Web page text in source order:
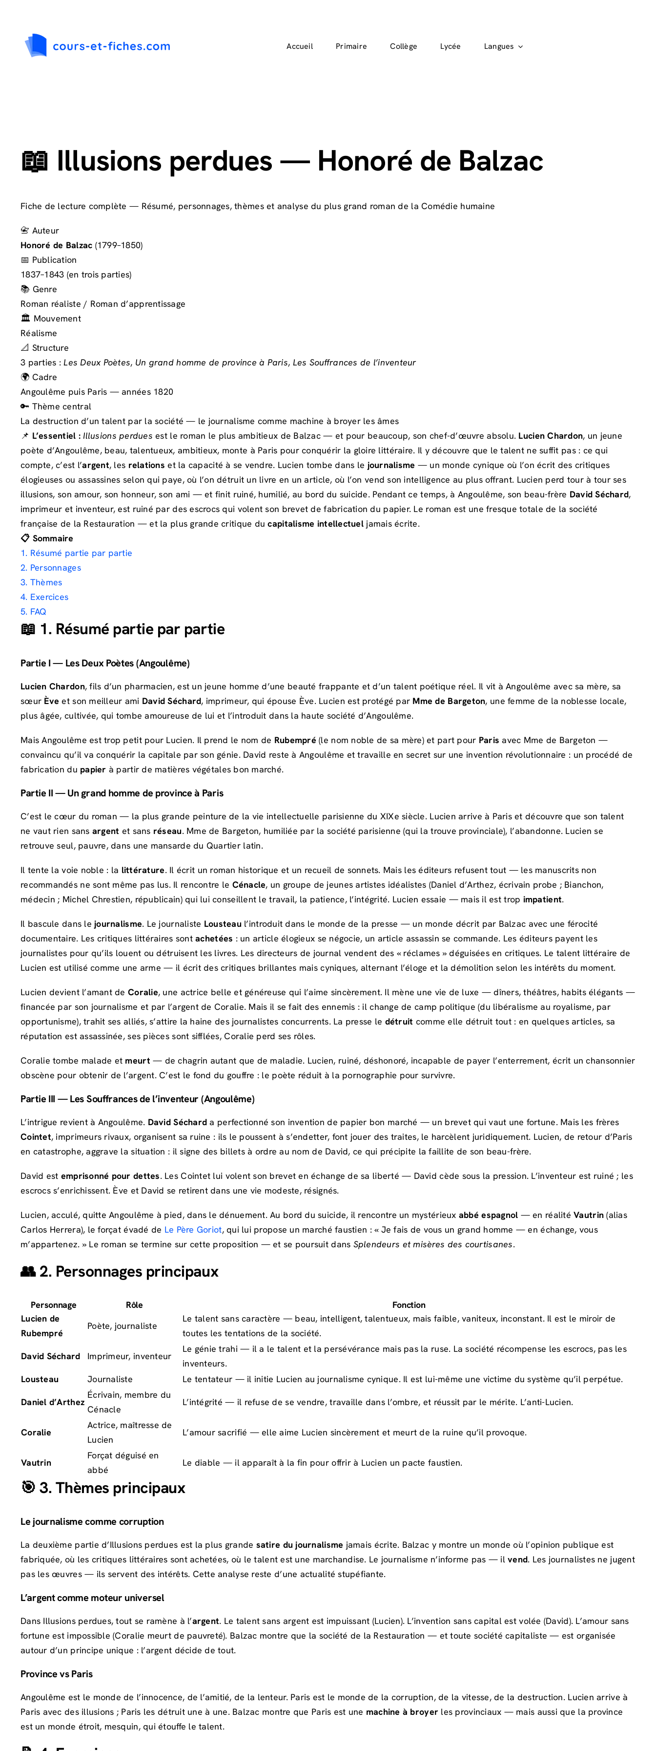
contenu
Accueil Primaire Collège Lycée Langues
📖 Illusions perdues — Honoré de Balzac
Fiche de lecture complète — Résumé, personnages, thèmes et analyse du plus grand roman de la Comédie humaine
📇 Auteur
Honoré de Balzac (1799–1850)
📅 Publication
1837–1843 (en trois parties)
📚 Genre
Roman réaliste / Roman d’apprentissage
🏛️ Mouvement
Réalisme
📐 Structure
3 parties :Les Deux Poètes, Un grand homme de province à Paris, Les Souffrances de l’inventeur
🌍 Cadre
Angoulême puis Paris — années 1820
🔑 Thème central
La destruction d’un talent par la société — le journalisme comme machine à broyer les âmes
📌 L’essentiel : Illusions perdues est le roman le plus ambitieux de Balzac — et pour beaucoup, son chef-d’œuvre absolu. Lucien Chardon, un jeune
poète d’Angoulême, beau, talentueux, ambitieux, monte à Paris pour conquérir la gloire littéraire. Il y découvre que le talent ne suffit pas : ce qui
compte, c’est l’argent, les relations et la capacité à se vendre. Lucien tombe dans le journalisme — un monde cynique où l’on écrit des critiques
élogieuses ou assassines selon qui paye, où l’on détruit un livre en un article, où l’on vend son intelligence au plus offrant. Lucien perd tour à tour ses
illusions, son amour, son honneur, son ami — et finit ruiné, humilié, au bord du suicide. Pendant ce temps, à Angoulême, son beau-frère David Séchard,
imprimeur et inventeur, est ruiné par des escrocs qui volent son brevet de fabrication du papier. Le roman est une fresque totale de la société
française de la Restauration — et la plus grande critique ducapitalisme intellectueljamais écrite.
📋 Sommaire
1. Résumé partie par partie
2. Personnages
3. Thèmes
4. Exercices
5. FAQ
📖 1. Résumé partie par partie
Partie I — Les Deux Poètes (Angoulême)
Lucien Chardon, fils d’un pharmacien, est un jeune homme d’une beauté frappante et d’un talent poétique réel. Il vit à Angoulême avec sa mère, sa
sœur Ève et son meilleur ami David Séchard, imprimeur, qui épouse Ève. Lucien est protégé par Mme de Bargeton, une femme de la noblesse locale,
plus âgée, cultivée, qui tombe amoureuse de lui et l’introduit dans la haute société d’Angoulême.
Mais Angoulême est trop petit pour Lucien. Il prend le nom de Rubempré (le nom noble de sa mère) et part pour Paris avec Mme de Bargeton —
convaincu qu’il va conquérir la capitale par son génie. David reste à Angoulême et travaille en secret sur une invention révolutionnaire : un procédé de
fabrication du papier à partir de matières végétales bon marché.
Partie II — Un grand homme de province à Paris
C’est le cœur du roman — la plus grande peinture de la vie intellectuelle parisienne du XIXe siècle. Lucien arrive à Paris et découvre que son talent
ne vaut rien sans argent et sans réseau. Mme de Bargeton, humiliée par la société parisienne (qui la trouve provinciale), l’abandonne. Lucien se
retrouve seul, pauvre, dans une mansarde du Quartier latin.
Il tente la voie noble : la littérature. Il écrit un roman historique et un recueil de sonnets. Mais les éditeurs refusent tout — les manuscrits non
recommandés ne sont même pas lus. Il rencontre le Cénacle, un groupe de jeunes artistes idéalistes (Daniel d’Arthez, écrivain probe ; Bianchon,
médecin ; Michel Chrestien, républicain) qui lui conseillent le travail, la patience, l’intégrité. Lucien essaie — mais il est trop impatient.
Il bascule dans le journalisme. Le journaliste Lousteau l’introduit dans le monde de la presse — un monde décrit par Balzac avec une férocité
documentaire. Les critiques littéraires sontachetées : un article élogieux se négocie, un article assassin se commande. Les éditeurs payent les
journalistes pour qu’ils louent ou détruisent les livres. Les directeurs de journal vendent des « réclames » déguisées en critiques. Le talent littéraire de
Lucien est utilisé comme une arme — il écrit des critiques brillantes mais cyniques, alternant l’éloge et la démolition selon les intérêts du moment.
Lucien devient l’amant deCoralie, une actrice belle et généreuse qui l’aime sincèrement. Il mène une vie de luxe — dîners, théâtres, habits élégants —
financée par son journalisme et par l’argent de Coralie. Mais il se fait des ennemis : il change de camp politique (du libéralisme au royalisme, par
opportunisme), trahit ses alliés, s’attire la haine des journalistes concurrents. La presse le détruit comme elle détruit tout : en quelques articles, sa
réputation est assassinée, ses pièces sont sifflées, Coralie perd ses rôles.
Coralie tombe malade et meurt — de chagrin autant que de maladie. Lucien, ruiné, déshonoré, incapable de payer l’enterrement, écrit un chansonnier
obscène pour obtenir de l’argent. C’est le fond du gouffre : le poète réduit à la pornographie pour survivre.
Partie III — Les Souffrances de l’inventeur (Angoulême)
L’intrigue revient à Angoulême. David Séchard a perfectionné son invention de papier bon marché — un brevet qui vaut une fortune. Mais les frères
Cointet, imprimeurs rivaux, organisent sa ruine : ils le poussent à s’endetter, font jouer des traites, le harcèlent juridiquement. Lucien, de retour d’Paris
en catastrophe, aggrave la situation : il signe des billets à ordre au nom de David, ce qui précipite la faillite de son beau-frère.
David est emprisonné pour dettes. Les Cointet lui volent son brevet en échange de sa liberté — David cède sous la pression. L’inventeur est ruiné ; les
escrocs s’enrichissent. Ève et David se retirent dans une vie modeste, résignés.
Lucien, acculé, quitte Angoulême à pied, dans le dénuement. Au bord du suicide, il rencontre un mystérieux abbé espagnol — en réalitéVautrin (alias
Carlos Herrera), le forçat évadé de Le Père Goriot, qui lui propose un marché faustien : « Je fais de vous un grand homme — en échange, vous
m’appartenez. » Le roman se termine sur cette proposition — et se poursuit dans Splendeurs et misères des courtisanes.
👥 2. Personnages principaux
Personnage Rôle
Fonction
Lucien de
Rubempré
Poète, journaliste
Le talent sans caractère — beau, intelligent, talentueux, mais faible, vaniteux, inconstant. Il est le miroir de
toutes les tentations de la société.
David Séchard Imprimeur, inventeur
Le génie trahi — il a le talent et la persévérance mais pas la ruse. La société récompense les escrocs, pas les
inventeurs.
Lousteau
Journaliste Le tentateur — il initie Lucien au journalisme cynique. Il est lui-même une victime du système qu’il perpétue.
Daniel d’Arthez
Écrivain, membre du
Cénacle
L’intégrité — il refuse de se vendre, travaille dans l’ombre, et réussit par le mérite. L’anti-Lucien.
Coralie
Actrice, maîtresse de
Lucien
L’amour sacrifié — elle aime Lucien sincèrement et meurt de la ruine qu’il provoque.
Vautrin
Forçat déguisé en
abbé
Le diable — il apparaît à la fin pour offrir à Lucien un pacte faustien.
🎯 3. Thèmes principaux
Le journalisme comme corruption
La deuxième partie d’Illusions perdues est la plus grande satire du journalisme jamais écrite. Balzac y montre un monde où l’opinion publique est
fabriquée, où les critiques littéraires sont achetées, où le talent est une marchandise. Le journalisme n’informe pas — ilvend. Les journalistes ne jugent
pas les œuvres — ils servent des intérêts. Cette analyse reste d’une actualité stupéfiante.
L’argent comme moteur universel
Dans Illusions perdues, tout se ramène à l’argent. Le talent sans argent est impuissant (Lucien). L’invention sans capital est volée (David). L’amour sans
fortune est impossible (Coralie meurt de pauvreté). Balzac montre que la société de la Restauration — et toute société capitaliste — est organisée
autour d’un principe unique : l’argent décide de tout.
Province vs Paris
Angoulême est le monde de l’innocence, de l’amitié, de la lenteur. Paris est le monde de la corruption, de la vitesse, de la destruction. Lucien arrive à
Paris avec des illusions ; Paris les détruit une à une. Balzac montre que Paris est une machine à broyer les provinciaux — mais aussi que la province
est un monde étroit, mesquin, qui étouffe le talent.